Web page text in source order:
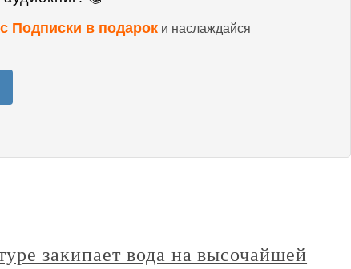
Подписки в подарок и наслаждайся
закипает вода на высочайшей